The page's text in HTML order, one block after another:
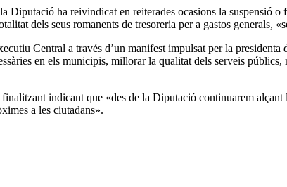
Diputació ha reivindicat en reiterades ocasions la suspensió
dels seus romanents de tresoreria per a gastos generals,
Central a través d’un manifest impulsat per la
en els municipis, millorar la qualitat dels serveis
indicant que «des de la Diputació continuarem
a les ciutadans».